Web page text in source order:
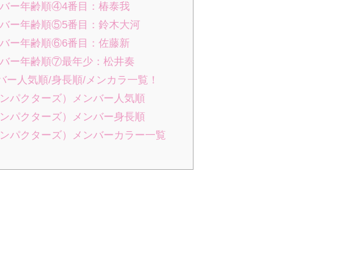
ー年齢順④4番目：椿泰我
ー年齢順⑤5番目：鈴木大河
ー年齢順⑥6番目：佐藤新
ー年齢順⑦最年少：松井奏
ー人気順/身長順/メンカラ一覧！
パクターズ）メンバー人気順
パクターズ）メンバー身長順
パクターズ）メンバーカラー一覧